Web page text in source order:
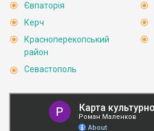
Євпаторія
Керч
Красноперекопський
район
Севастополь